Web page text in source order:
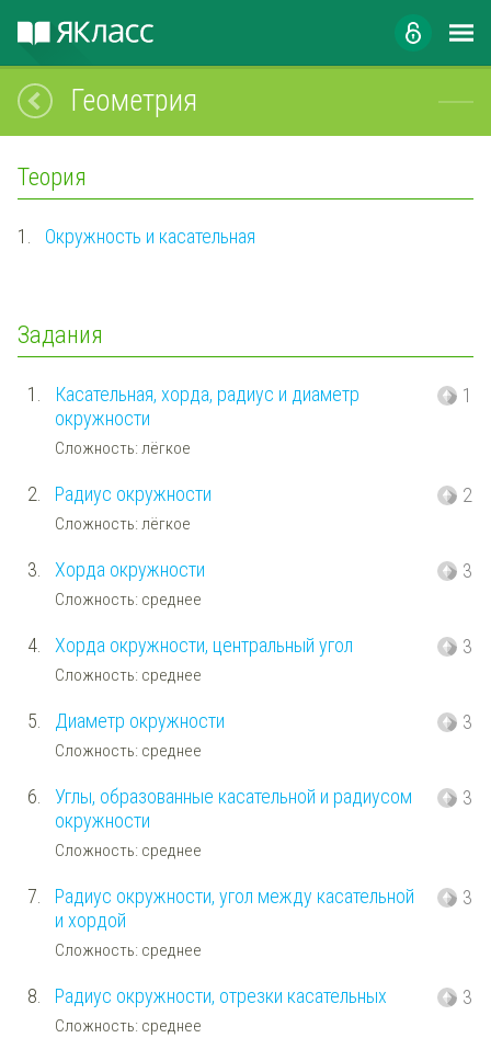
Геометрия
Теория
1. Окружность и касательная
Задания
1.
Касательная, хорда, радиус и диаметр
окружности
Сложность: лёгкое
1
2. Радиус окружности
Сложность: лёгкое
2
3. Хорда окружности
Сложность: среднее
3
4. Хорда окружности, центральный угол
Сложность: среднее
3
5. Диаметр окружности
Сложность: среднее
3
6.
Углы, образованные касательной и радиусом
окружности
Сложность: среднее
3
7.
Радиус окружности, угол между касательной
и хордой
Сложность: среднее
3
8. Радиус окружности, отрезки касательных
Сложность: среднее
3